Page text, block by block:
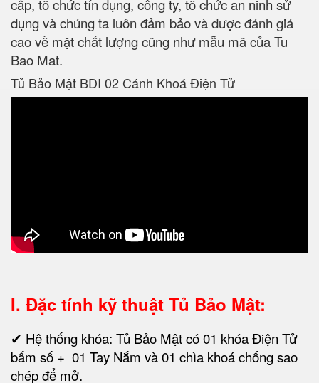
cấp, tổ chức tín dụng, công ty, tổ chức an ninh sử
dụng và chúng ta luôn đảm bảo và dược đánh giá
cao về mặt chất lượng cũng như mẫu mã của Tu
Bao Mat.
Tủ Bảo Mật BDI 02 Cánh Khoá Điện Tử
I. Đặc tính kỹ thuật Tủ Bảo Mật:
✔ Hệ thống khóa: Tủ Bảo Mật có 01 khóa Điện Tử
bấm số + 01 Tay Nắm và 01 chìa khoá chống sao
chép để mở.